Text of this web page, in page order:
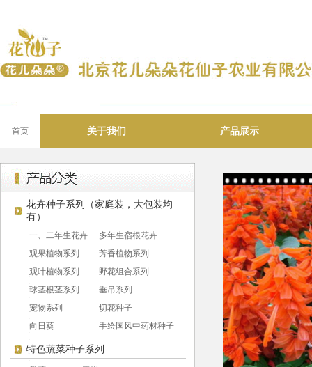
首页 关于我们 产品展示
花卉种子系列（家庭装，大包装均
有）
一、二年生花卉
多年生宿根花卉
观果植物系列
芳香植物系列
观叶植物系列
野花组合系列
球茎根茎系列
垂吊系列
宠物系列
切花种子
向日葵
手绘国风中药材种子
特色蔬菜种子系列